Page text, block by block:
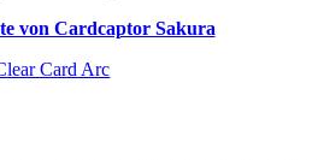
von Cardcaptor Sakura